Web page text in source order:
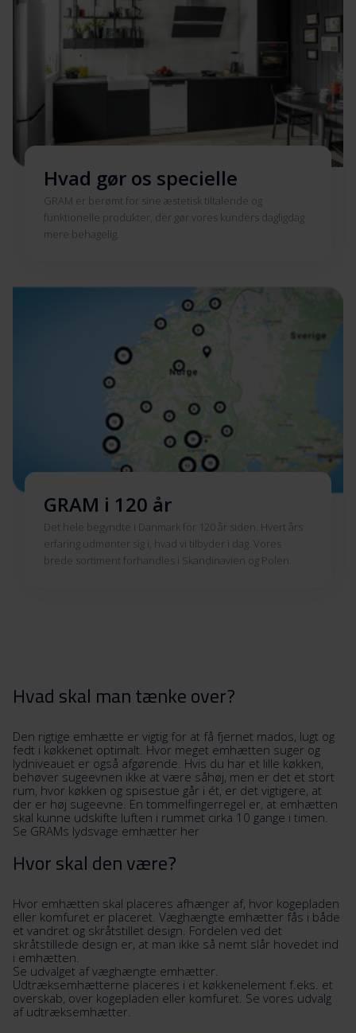
Hvad gør os specielle
GRAM er berømt for sine æstetisk tiltalende og
funktionelle produkter, der gør vores kunders dagligdag
mere behagelig.
GRAM i 120 år
Det hele begyndte i Danmark for 120 år siden. Hvert års
erfaring udmønter sig i, hvad vi tilbyder i dag. Vores
brede sortiment forhandles i Skandinavien og Polen.
Hvad skal man tænke over?
Den rigtige emhætte er vigtig for at få fjernet mados, lugt og
fedt i køkkenet optimalt. Hvor meget emhætten suger og
lydniveauet er også afgørende. Hvis du har et lille køkken,
behøver sugeevnen ikke at være såhøj, men er det et stort
rum, hvor køkken og spisestue går i ét, er det vigtigere, at
der er høj sugeevne. En tommelfingerregel er, at emhætten
skal kunne udskifte luften i rummet cirka 10 gange i timen.
Se GRAMs lydsvage emhætter her
Hvor skal den være?
Hvor emhætten skal placeres afhænger af, hvor kogepladen
eller komfuret er placeret. Væghængte emhætter fås i både
et vandret og skråtstillet design. Fordelen ved det
skråtstillede design er, at man ikke så nemt slår hovedet ind
i emhætten.
Se udvalget af væghængte emhætter.
Udtræksemhætterne placeres i et køkkenelement f.eks. et
overskab, over kogepladen eller komfuret. Se vores udvalg
af udtræksemhætter.